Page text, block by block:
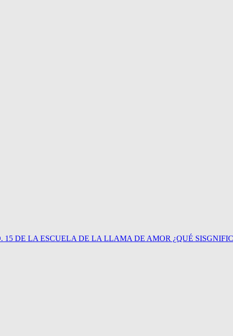
DE LA ESCUELA DE LA LLAMA DE AMOR ¿QUÉ